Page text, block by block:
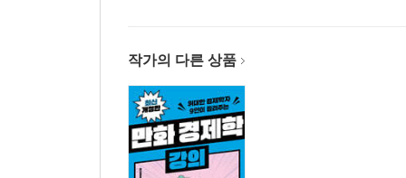
작가의 다른 상품